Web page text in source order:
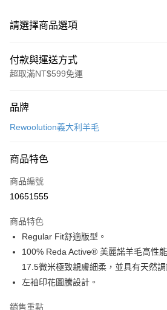
請選擇商品選項
付款與運送方式
超取滿NT$599免運
信用卡一次付款
LINE Pay
Apple Pay
悠遊付
Google Pay
全盈+PAY
品牌
Rewoolution義大利羊毛
商品特色
商品編號
10651555
商品特色
Regular Fit舒適版型。
100% Reda Active® 美麗諾羊毛高性
17.5微米極致親膚細柔，並具有天然
左袖印花圖騰設計。
銷售重點